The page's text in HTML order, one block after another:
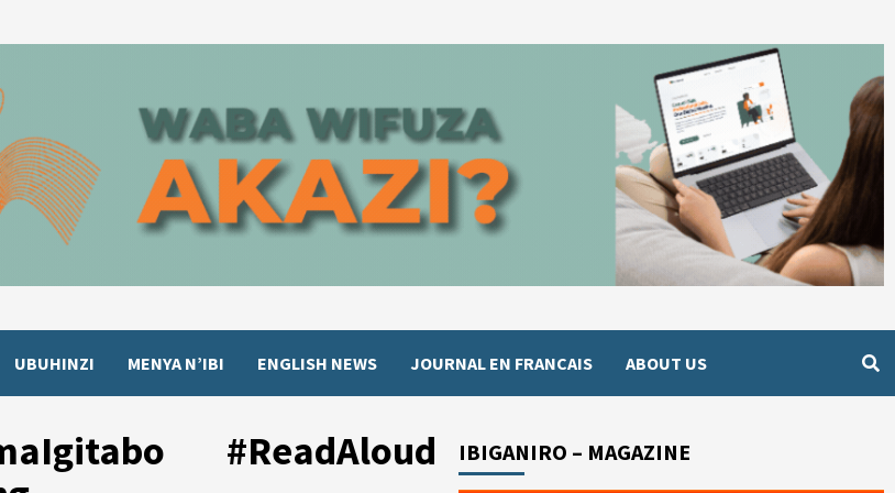
UBUHINZI MENYA N’IBI ENGLISH NEWS JOURNAL EN FRANCAIS ABOUT US
#ReadAloud
IBIGANIRO – MAGAZINE